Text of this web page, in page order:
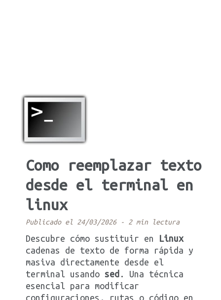
Como reemplazar texto
desde el terminal en
linux
Publicado el 24/03/2026- 2 min lectura
Descubre cómo sustituir en Linux
cadenas de texto de forma rápida y
masiva directamente desde el
terminal usando sed . Una técnica
esencial para modificar
configuraciones, rutas o código en